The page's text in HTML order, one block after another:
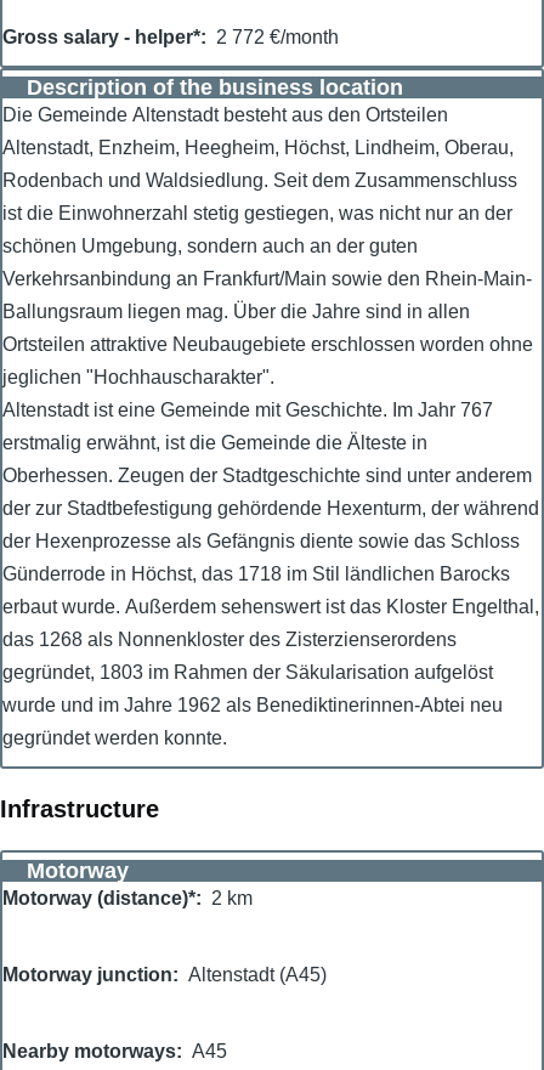
Gross salary - helper* 2 772 €/month
Description of the business location
Die Gemeinde Altenstadt besteht aus den Ortsteilen
Altenstadt, Enzheim, Heegheim, Höchst, Lindheim, Oberau,
Rodenbach und Waldsiedlung. Seit dem Zusammenschluss
ist die Einwohnerzahl stetig gestiegen, was nicht nur an der
schönen Umgebung, sondern auch an der guten
Verkehrsanbindung an Frankfurt/Main sowie den Rhein-Main-
Ballungsraum liegen mag. Über die Jahre sind in allen
Ortsteilen attraktive Neubaugebiete erschlossen worden ohne
jeglichen "Hochhauscharakter".
Altenstadt ist eine Gemeinde mit Geschichte. Im Jahr 767
erstmalig erwähnt, ist die Gemeinde die Älteste in
Oberhessen. Zeugen der Stadtgeschichte sind unter anderem
der zur Stadtbefestigung gehördende Hexenturm, der während
der Hexenprozesse als Gefängnis diente sowie das Schloss
Günderrode in Höchst, das 1718 im Stil ländlichen Barocks
erbaut wurde. Außerdem sehenswert ist das Kloster Engelthal,
das 1268 als Nonnenkloster des Zisterzienserordens
gegründet, 1803 im Rahmen der Säkularisation aufgelöst
wurde und im Jahre 1962 als Benediktinerinnen-Abtei neu
gegründet werden konnte.
Infrastructure
Motorway
Motorway (distance)* 2 km
Motorway junction Altenstadt (A45)
Nearby motorways A45